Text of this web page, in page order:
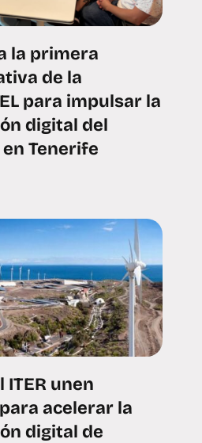
la primera
de la
para impulsar la
digital del
Tenerife
ITER unen
acelerar la
digital de